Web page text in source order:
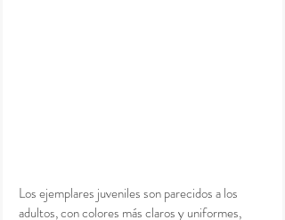
Los ejemplares juveniles son parecidos a los
adultos, con colores más claros y uniformes,